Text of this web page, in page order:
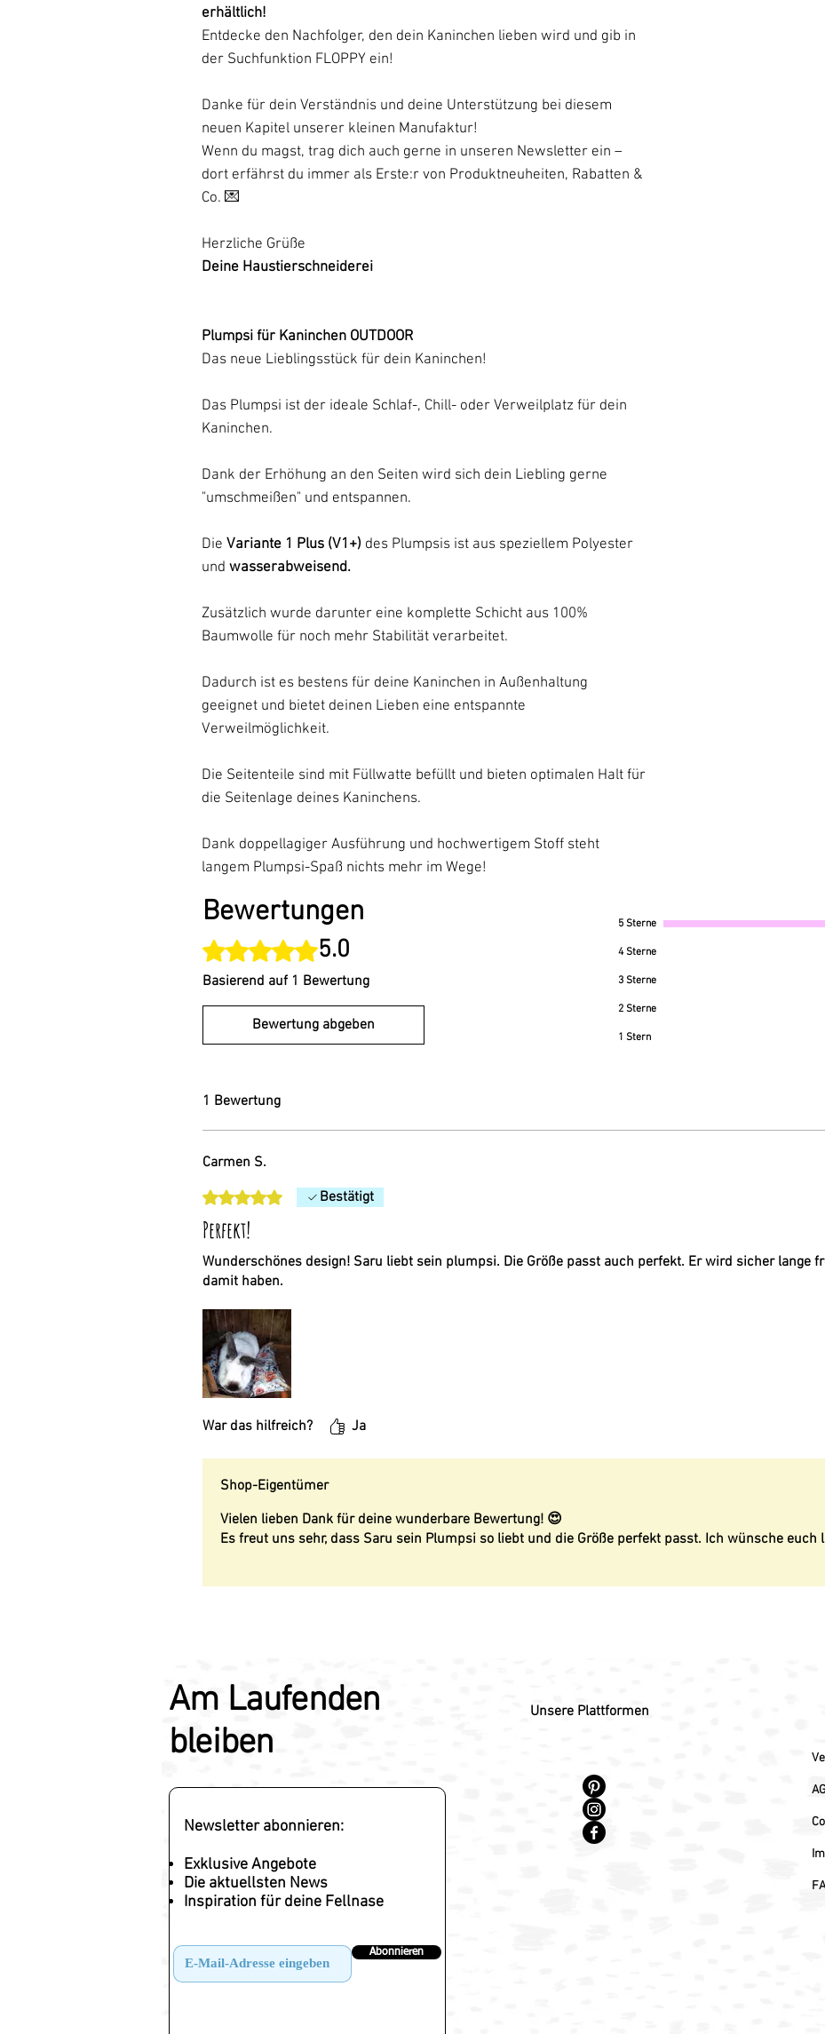
erhältlich!
Entdecke den Nachfolger, den dein Kaninchen lieben wird und gib in
der Suchfunktion FLOPPY ein!
Danke für dein Verständnis und deine Unterstützung bei diesem
neuen Kapitel unserer kleinen Manufaktur!
Wenn du magst, trag dich auch gerne in unseren Newsletter ein –
dort erfährst du immer als Erste:r von Produktneuheiten, Rabatten &
Co. 💌
Herzliche Grüße
Deine Haustierschneiderei
Plumpsi für Kaninchen OUTDOOR
Das neue Lieblingsstück für dein Kaninchen!
Das Plumpsi ist der ideale Schlaf-, Chill- oder Verweilplatz für dein
Kaninchen.
Dank der Erhöhung an den Seiten wird sich dein Liebling gerne
"umschmeißen" und entspannen.
Die Variante 1 Plus (V1+) des Plumpsis ist aus speziellem Polyester
und wasserabweisend.
Zusätzlich wurde darunter eine komplette Schicht aus 100%
Baumwolle für noch mehr Stabilität verarbeitet.
Dadurch ist es bestens für deine Kaninchen in Außenhaltung
geeignet und bietet deinen Lieben eine entspannte
Verweilmöglichkeit.
Die Seitenteile sind mit Füllwatte befüllt und bieten optimalen Halt für
die Seitenlage deines Kaninchens.
Dank doppellagiger Ausführung und hochwertigem Stoff steht
langem Plumpsi-Spaß nichts mehr im Wege!
Bewertungen
Mit 5 von 5 Sternen bewertet.
5.0
Basierend auf 1 Bewertung
Bewertung abgeben
5 Sterne
4 Sterne
3 Sterne
2 Sterne
1 Stern
1 Bewertung
Carmen S.
Mit 5 von 5 Sternen bewertet.
Bestätigt
Perfekt!
Wunderschönes design! Saru liebt sein plumpsi. Die Größe passt auch perfekt. Er wird sicher lange
damit haben.
War das hilfreich? Ja
Shop-Eigentümer
Vielen lieben Dank für deine wunderbare Bewertung! 😍
Es freut uns sehr, dass Saru sein Plumpsi so liebt und die Größe perfekt passt. Ich wünsche euch
Am Laufenden
bleiben
Newsletter abonnieren:
Exklusive Angebote
Die aktuellsten News
Inspiration für deine Fellnase
Abonnieren
Unsere Plattformen